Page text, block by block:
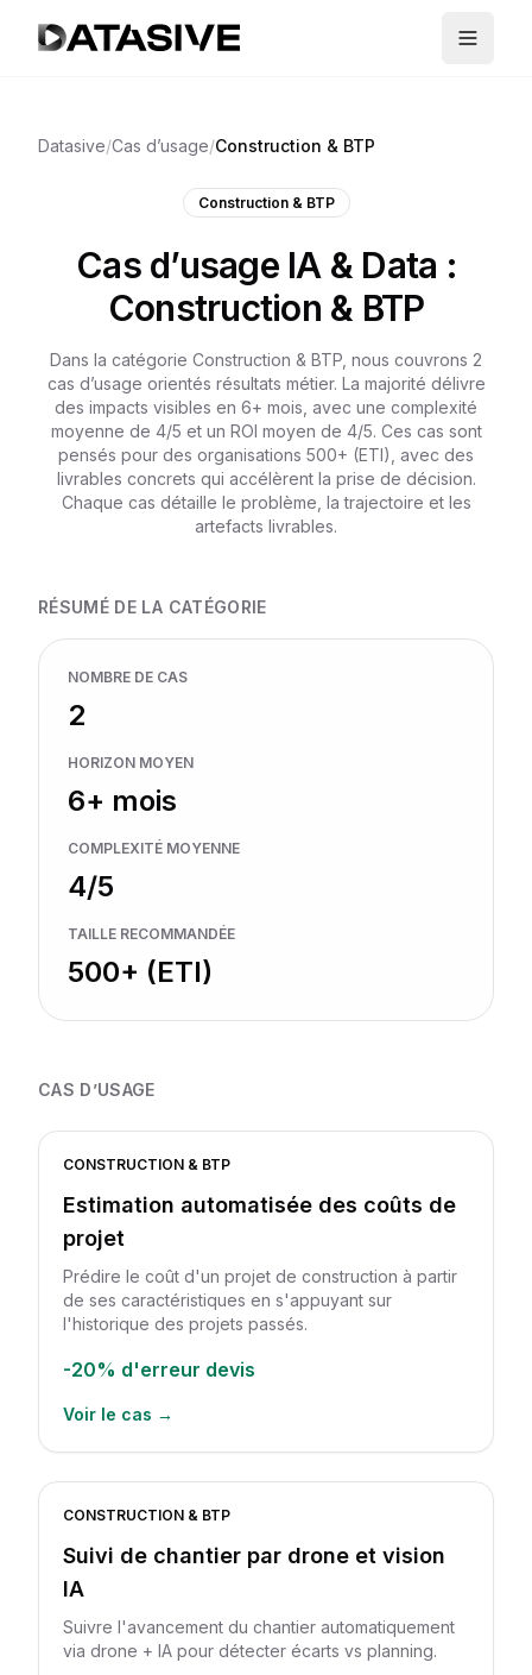
Datasive/Cas d’usage/Construction & BTP
Construction & BTP
Cas d’usage IA & Data :
Construction & BTP
Dans la catégorie Construction & BTP, nous couvrons 2
cas d’usage orientés résultats métier. La majorité délivre
des impacts visibles en 6+ mois, avec une complexité
moyenne de 4/5 et un ROI moyen de 4/5. Ces cas sont
pensés pour des organisations 500+ (ETI), avec des
livrables concrets qui accélèrent la prise de décision.
Chaque cas détaille le problème, la trajectoire et les
artefacts livrables.
RÉSUMÉ DE LA CATÉGORIE
NOMBRE DE CAS
2
HORIZON MOYEN
6+ mois
COMPLEXITÉ MOYENNE
4/5
TAILLE RECOMMANDÉE
500+ (ETI)
CAS D’USAGE
CONSTRUCTION & BTP
Estimation automatisée des coûts de
projet
Prédire le coût d'un projet de construction à partir
de ses caractéristiques en s'appuyant sur
l'historique des projets passés.
-20% d'erreur devis
Voir le cas →
CONSTRUCTION & BTP
Suivi de chantier par drone et vision
IA
Suivre l'avancement du chantier automatiquement
via drone + IA pour détecter écarts vs planning.